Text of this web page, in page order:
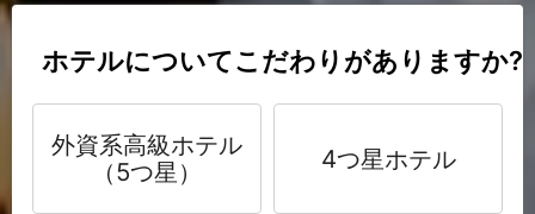
ホテルについてこだわりがありますか?
外資系高級ホテル
（5つ星）
4つ星ホテル